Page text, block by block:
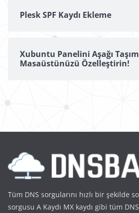
Plesk SPF Kaydı Ekleme
Xubuntu Panelini Aşağı
Masaüstünüzü Özelleştirin!
Tüm DNS sorgularını hızlı bir şekilde
sorgusu A Kaydı MX kaydı gibi tüm